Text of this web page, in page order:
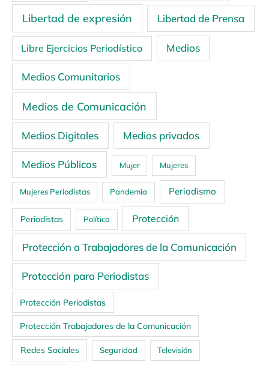
Libertad de expresión Libertad de Prensa
Libre Ejercicios Periodístico Medios
Medios Comunitarios
Medios de Comunicación
Medios Digitales Medios privados
Medios Públicos Mujer Mujeres
Mujeres Periodistas Pandemia Periodismo
Periodistas Política Protección
Protección a Trabajadores de la Comunicación
Protección para Periodistas
Protección Periodistas
Protección Trabajadores de la Comunicación
Redes Sociales Seguridad Televisión